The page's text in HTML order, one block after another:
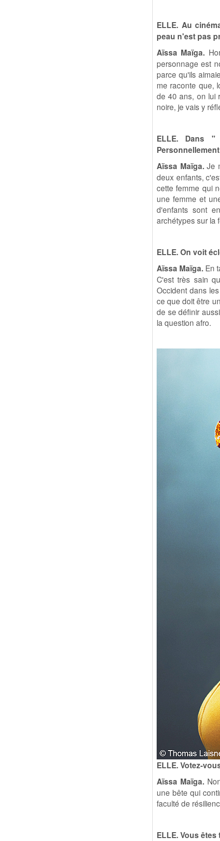
ELLE. Au
peau n'est pas
Aïssa Maïga.
personnage est
parce qu'ils
me raconte que,
de 40 ans, on lui
noire, je vais y
ELLE. Dans
Aïssa Maïga.Je
deux enfants,
cette femme qui
une femme et
d'enfants sont
archétypes sur la
ELLE. On voit
Aïssa Maïga. En
C'est très sain
Occident dans
ce que doit être
de se définir
la question afro.
ELLE. Votez-
Aïssa Maïga.
une bête qui
faculté de
ELLE. Vous